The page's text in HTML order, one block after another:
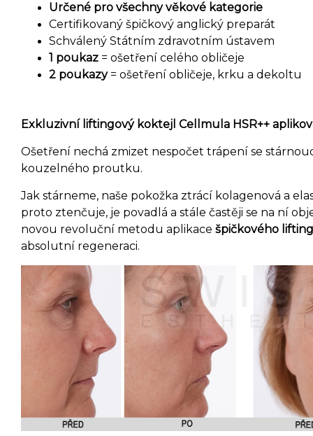
Určené pro všechny věkové kategorie
Certifikovaný špičkový anglický preparát
Schválený Státním zdravotním ústavem
1 poukaz = ošetření celého obličeje
2 poukazy= ošetření obličeje, krku a dekoltu
Exkluzivní liftingový koktejl Cellmula HSR++
Ošetření nechá zmizet nespočet trápení se
kouzelného proutku.
Jak stárneme, naše pokožka ztrácí kolagenová a
proto ztenčuje, je povadlá a stále častěji se na ní
novou revoluční metodu aplikace špičkového
absolutní regeneraci.